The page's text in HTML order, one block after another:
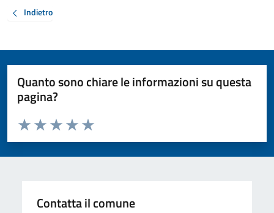
Indietro
Quanto sono chiare le informazioni su questa
pagina?
Valuta da 1 a 5 stelle la pagina
Valuta 5 stelle su 5
Valuta 4 stelle su 5
Valuta 3 stelle su 5
Valuta 2 stelle su 5
Valuta 1 stelle su 5
Contatta il comune